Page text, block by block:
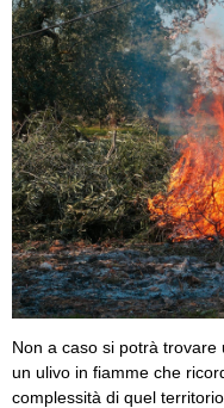
Non a caso si potrà
un ulivo in fiamme che
complessità di quel